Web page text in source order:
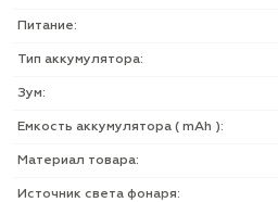
Питание:
Тип аккумулятора:
Зум:
Емкость аккумулятора ( mAh ):
Материал товара:
Источник света фонаря: